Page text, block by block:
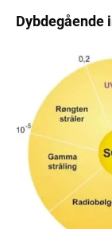
Dybdegående